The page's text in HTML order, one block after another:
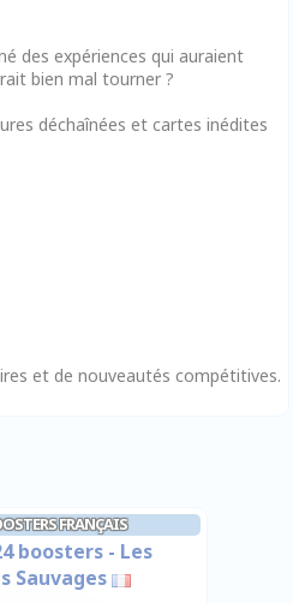
des expériences qui auraient
bien mal tourner ?
déchaînées et cartes inédites
et de nouveautés compétitives.
FRANÇAIS
boosters - Les
Sauvages